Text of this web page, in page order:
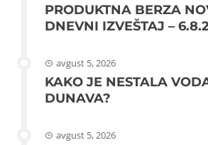
PRODUKTNA BERZA
DNEVNI IZVEŠTAJ –
avgust 5, 2026
KAKO JE NESTALA
DUNAVA?
avgust 5, 2026